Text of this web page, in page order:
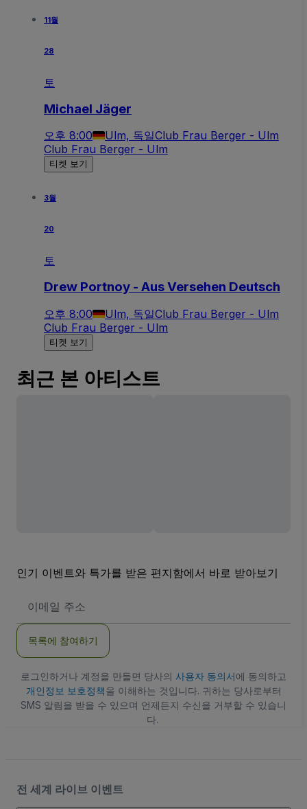
11월
28
토
Michael Jäger
오후 8:00 Ulm, 독일Club Frau Berger - Ulm
Club Frau Berger - Ulm
티켓 보기
3월
20
토
Drew Portnoy - Aus Versehen Deutsch
오후 8:00 Ulm, 독일Club Frau Berger - Ulm
Club Frau Berger - Ulm
티켓 보기
최근 본 아티스트
인기 이벤트와 특가를 받은 편지함에서 바로 받아보기
메
소
목록에 참여하기
로그인하거나 계정을 만들면 당사의 사용자 동의서에 동의하고
개인정보 보호정책을 이해하는 것입니다. 귀하는 당사로부터
SMS 알림을 받을 수 있으며 언제든지 수신을 거부할 수 있습니
다.
전 세계 라이브 이벤트